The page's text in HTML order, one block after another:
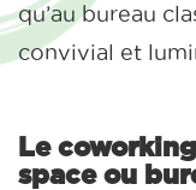
qu’au bureau
convivial et
Le
space ou